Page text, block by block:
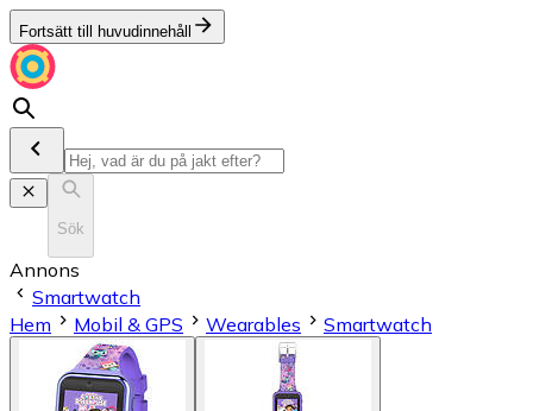
Fortsätt till huvudinnehåll
Sök
Annons
Smartwatch
Hem
Mobil & GPS Wearables Smartwatch